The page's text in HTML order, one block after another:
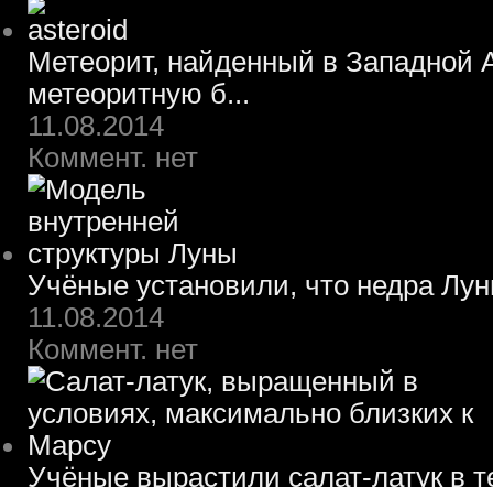
Метеорит, найденный в Западной
метеоритную б...
11.08.2014
Коммент. нет
Учёные установили, что недра
11.08.2014
Коммент. нет
Учёные вырастили салат-латук в